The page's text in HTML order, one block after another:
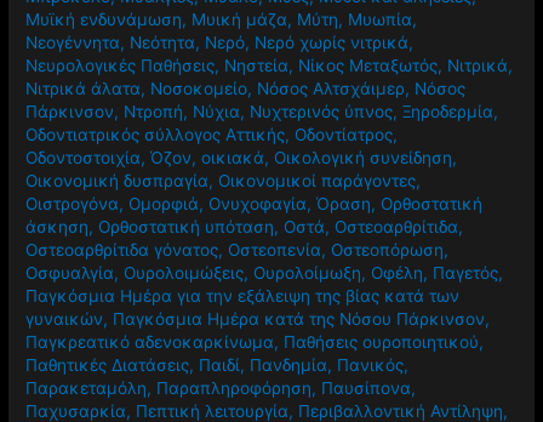
Μυϊκή ενδυνάμωση, Μυική μάζα, Μύτη, Μυωπία,
Νεογέννητα, Νεότητα, Νερό, Νερό χωρίς νιτρικά,
Νευρολογικές Παθήσεις, Νηστεία, Νίκος Μεταξωτός, Νιτρικά,
Νιτρικά άλατα, Νοσοκομείο, Νόσος Αλτσχάιμερ, Νόσος
Πάρκινσον, Ντροπή, Νύχια, Νυχτερινός ύπνος,Ξηροδερμία,
Οδοντιατρικός σύλλογος Αττικής, Οδοντίατρος,
Οδοντοστοιχία,Όζον,οικιακά, Οικολογική συνείδηση,
Οικονομική δυσπραγία, Οικονομικοί παράγοντες,
Οιστρογόνα, Ομορφιά, Ονυχοφαγία,Όραση, Ορθοστατική
άσκηση, Ορθοστατική υπόταση, Οστά, Οστεοαρθρίτιδα,
Οστεοαρθρίτιδα γόνατος, Οστεοπενία, Οστεοπόρωση,
Οσφυαλγία, Ουρολοιμώξεις, Ουρολοίμωξη, Οφέλη, Παγετός,
Παγκόσμια Ημέρα για την εξάλειψη της βίας κατά των
γυναικών, Παγκόσμια Ημέρα κατά της Νόσου Πάρκινσον,
Παγκρεατικό αδενοκαρκίνωμα, Παθήσεις ουροποιητικού,
Παθητικές Διατάσεις, Παιδί, Πανδημία, Πανικός,
Παρακεταμόλη, Παραπληροφόρηση, Παυσίπονα,
Παχυσαρκία, Πεπτική λειτουργία, Περιβαλλοντική Αντίληψη,